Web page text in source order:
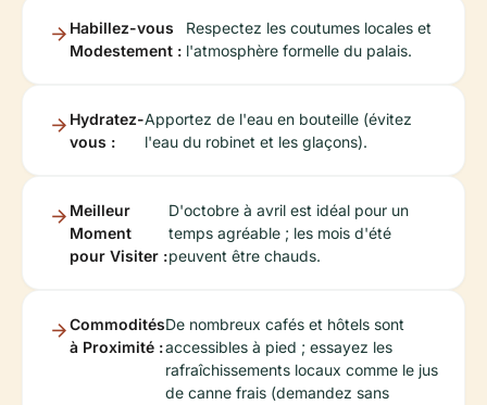
Habillez-vous
Modestement :
Respectez les coutumes locales et
l'atmosphère formelle du palais.
Hydratez-
vous :
Apportez de l'eau en bouteille (évitez
l'eau du robinet et les glaçons).
Meilleur
Moment
pour Visiter :
D'octobre à avril est idéal pour un
temps agréable ; les mois d'été
peuvent être chauds.
Commodités
à Proximité :
De nombreux cafés et hôtels sont
accessibles à pied ; essayez les
rafraîchissements locaux comme le jus
de canne frais (demandez sans